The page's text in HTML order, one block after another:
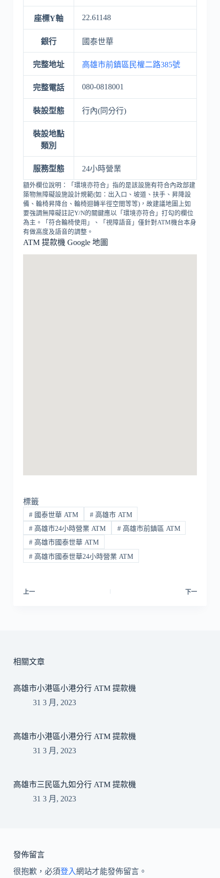
座標Y軸 22.61148
銀行 國泰世華
完整地址 高雄市前鎮區民權二路385號
完整電話 080-0818001
裝設型態 行內(同分行)
裝設地點
類別
服務型態 24小時營業
額外欄位說明：「環境亦符合」指的是該設施有符合內政部建
築物無障礙設施設計規範(如：出入口、坡道、扶手、昇降設
備、輪椅昇降台、輪椅迴轉半徑空間等等)，故建議地圖上如
要強調無障礙註記Y/N的關鍵應以「環境亦符合」打勾的欄位
為主。「符合輪椅使用」、「視障語音」僅針對ATM機台本身
有做高度及語音的調整。
ATM 提款機 Google 地圖
標籤
#國泰世華 ATM #高雄市 ATM
#高雄市24小時營業 ATM #高雄市前鎮區 ATM
#高雄市國泰世華 ATM
#高雄市國泰世華24小時營業 ATM
上一 下一
相關文章
高雄市小港區小港分行 ATM 提款機
31 3 月, 2023
高雄市小港區小港分行 ATM 提款機
31 3 月, 2023
高雄市三民區九如分行 ATM 提款機
31 3 月, 2023
發佈留言
很抱歉，必須登入網站才能發佈留言。